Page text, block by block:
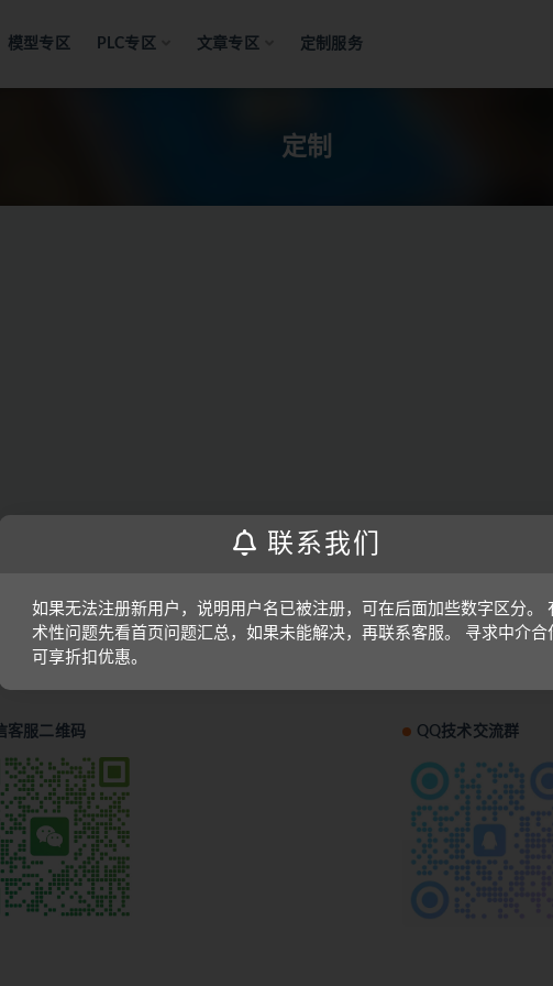
模型专区 PLC专区 文章专区 定制服务
定制
客服二维码 QQ技术交流群
联系我们
如果无法注册新用户，说明用户名已被注册，可在后面加些数字区分。
术性问题先看首页问题汇总，如果未能解决，再联系客服。 寻求中介合
可享折扣优惠。